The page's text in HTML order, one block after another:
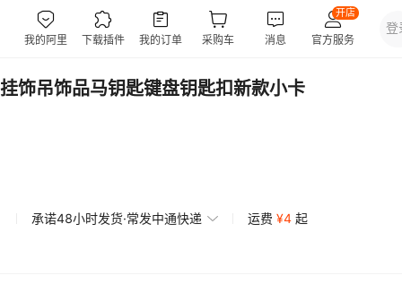
饰吊饰品马钥匙键盘钥匙扣新款小卡
承诺48小时发货·常发中通快递 运费 ¥4 起